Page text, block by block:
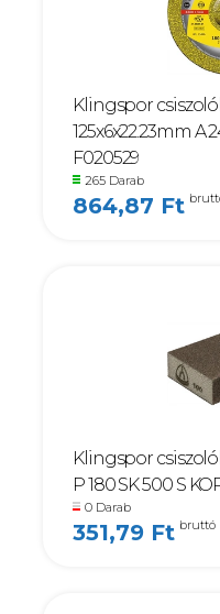
Klingspor
125x6x22.23mm
F020529
265 Darab
864,87 Ft
Klingspor
P 180 SK 500 S
0 Darab
351,79 Ft bruttó